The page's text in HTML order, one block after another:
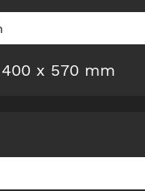
400 x 570 mm